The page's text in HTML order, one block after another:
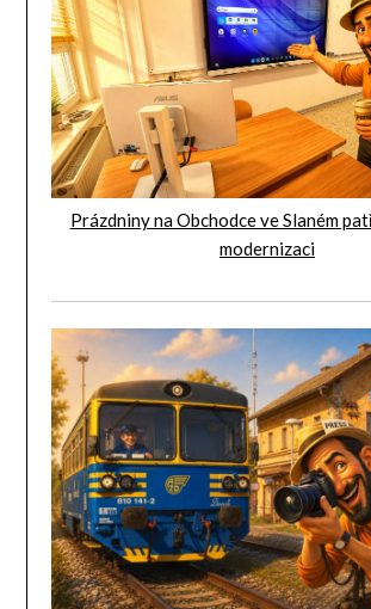
Prázdniny na Obchodce ve Slaném
modernizaci